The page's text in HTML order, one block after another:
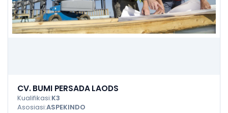
CV. BUMI PERSADA LAODS
Kualifikasi:K3
Asosiasi:ASPEKINDO